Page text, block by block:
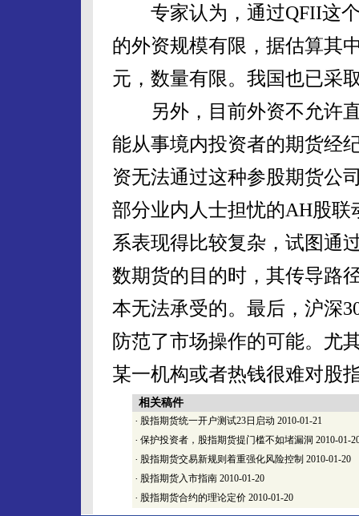
专家认为，通过QFII这个
的外资规模有限，据估算其
元，数量有限。我国也已采
另外，目前外资不允许直
能从事境内投资者的期货经
资无法通过这种参股期货公
部分业内人士担忧的AH股
系表现得比较复杂，试图通
数期货的目的时，其传导路
本无法承受的。最后，沪深
防范了市场操作的可能。尤
某一机构或者热钱很难对股
相关稿件
· 股指期货统一开户测试23日启动 2010-01-21
· 保护投资者，股指期货提门槛不如堵漏洞 2010-01-
· 股指期货交易新规则着重强化风险控制 2010-01-20
· 股指期货入市指南 2010-01-20
· 股指期货合约的理论定价 2010-01-20